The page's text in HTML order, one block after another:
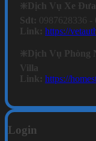
❇️Dịch Vụ Xe Đưa
Sdt: 0987628336 -
Link: https://
❇️Dịch Vụ Phòng
Villa
Link: https://
Login